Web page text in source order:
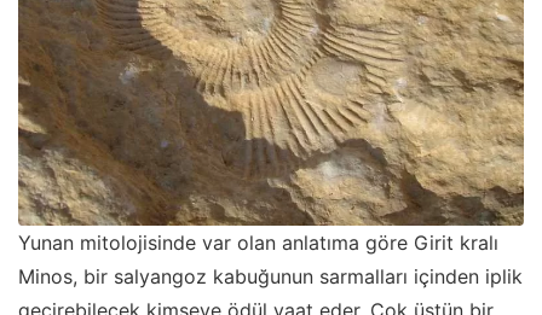
Yunan mitolojisinde var olan anlatıma göre Girit kralı
Minos, bir salyangoz kabuğunun sarmalları içinden iplik